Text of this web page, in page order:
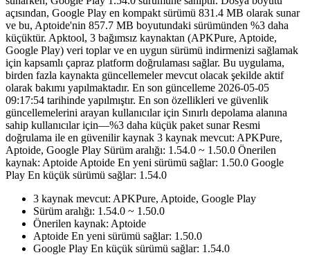
açısından, Google Play en kompakt sürümü 831.4 MB olarak sunar
ve bu, Aptoide'nin 857.7 MB boyutundaki sürümünden %3 daha
küçüktür. Apktool, 3 bağımsız kaynaktan (APKPure, Aptoide,
Google Play) veri toplar ve en uygun sürümü indirmenizi sağlamak
için kapsamlı çapraz platform doğrulaması sağlar. Bu uygulama,
birden fazla kaynakta güncellemeler mevcut olacak şekilde aktif
olarak bakımı yapılmaktadır. En son güncelleme 2026-05-05
09:17:54 tarihinde yapılmıştır. En son özellikleri ve güvenlik
güncellemelerini arayan kullanıcılar için Sınırlı depolama alanına
sahip kullanıcılar için—%3 daha küçük paket sunar Resmi
doğrulama ile en güvenilir kaynak 3 kaynak mevcut: APKPure,
Aptoide, Google Play Sürüm aralığı: 1.54.0 ~ 1.50.0 Önerilen
kaynak: Aptoide Aptoide En yeni sürümü sağlar: 1.50.0 Google
Play En küçük sürümü sağlar: 1.54.0
3 kaynak mevcut: APKPure, Aptoide, Google Play
Sürüm aralığı: 1.54.0 ~ 1.50.0
Önerilen kaynak: Aptoide
Aptoide En yeni sürümü sağlar: 1.50.0
Google Play En küçük sürümü sağlar: 1.54.0